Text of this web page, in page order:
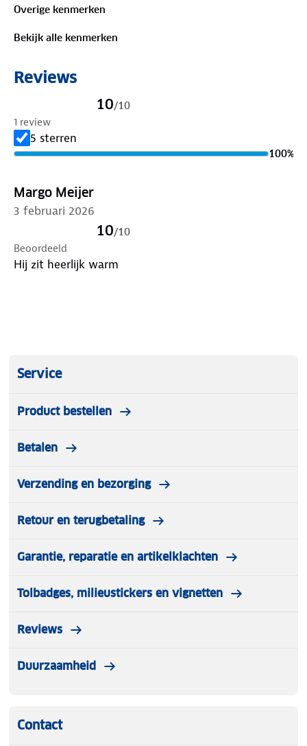
Overige kenmerken
Bekijk alle kenmerken
Reviews
10/10
1 review
5 sterren
100%
Margo Meijer
3 februari 2026
10/10
Beoordeeld
Hij zit heerlijk warm
Service
Product bestellen
Betalen
Verzending en bezorging
Retour en terugbetaling
Garantie, reparatie en artikelklachten
Tolbadges, milieustickers en vignetten
Reviews
Duurzaamheid
Contact